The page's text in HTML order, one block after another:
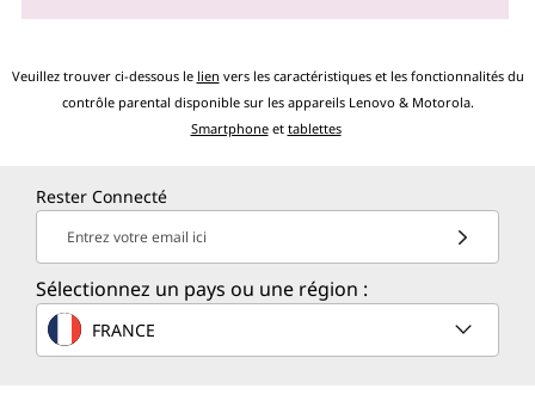
Veuillez trouver ci-dessous le lien vers les caractéristiques et les fonctionnalités du
contrôle parental disponible sur les appareils Lenovo & Motorola.
Smartphoneet tablettes
Rester Connecté
Entrez votre email ici
Sélectionnez un pays ou une région :
FRANCE